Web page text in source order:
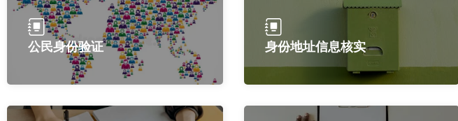
公民身份验证 身份地址信息核实